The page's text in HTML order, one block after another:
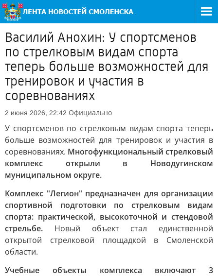
Василий Анохин: У спортсменов
по стрелковым видам спорта
теперь больше возможностей для
тренировок и участия в
соревнованиях
2 июня 2026, 22:42 Официально
У спортсменов по стрелковым видам спорта теперь
больше возможностей для тренировок и участия в
соревнованиях. Многофункциональный стрелковый
комплекс открыли в Новодугинском
муниципальном округе.
Комплекс "Легион" предназначен для организации
спортивной подготовки по стрелковым видам
спорта: практической, высокоточной и стендовой
стрельбе. Новый объект стал единственной
открытой стрелковой площадкой в Смоленской
области.
Учебные объекты комплекса включают 3